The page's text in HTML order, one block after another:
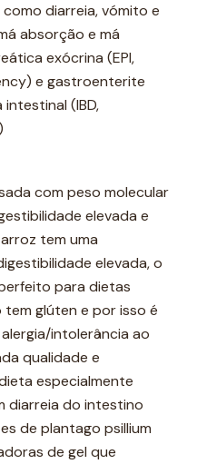
diarreia, vómito e
absorção e má
exócrina (EPI,
e gastroenterite
(IBD,
com peso molecular
elevada e
tem uma
elevada, o
para dietas
tem glúten e por isso é
intolerância ao
qualidade e
especialmente
diarreia do intestino
de plantago psillium
de gel que